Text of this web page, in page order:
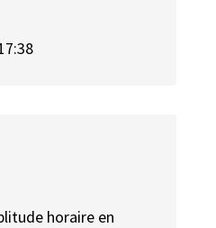
horaire en